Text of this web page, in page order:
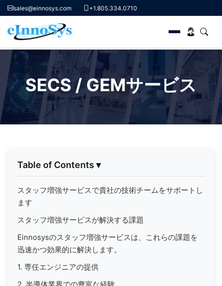
Skip
content
sales@einnosys.com +1.805.334.0710
SECS / GEMサービス
Table of Contents ▾
スタッフ増強サービスで貴社の技術チームをサポートし
ます
スタッフ増強サービスが解決する課題
Einnosysのスタッフ増強サービスは、これらの課題を
迅速かつ効果的に解決します。
1. 専任エンジニアの提供